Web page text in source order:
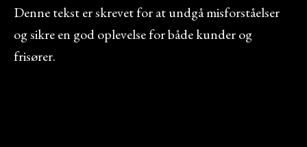
Denne tekst er skrevet for at undgå misforståelser
og sikre en god oplevelse for både kunder og
frisører.